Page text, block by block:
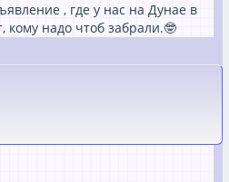
, где у нас на Дунае в
кому надо чтоб забрали.🤓